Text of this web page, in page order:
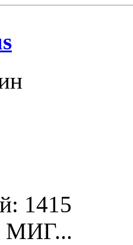
1415
МИГ...